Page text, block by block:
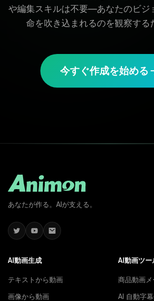
や編集スキルは不要—あなたのビジ
命を吹き込まれるのを観察する
今すぐ作成を始める
あなたが作る。AIが支える。
AI動画生成
テキストから動画
画像から動画
AI動画ツー
商品動画メ
AI 自動字